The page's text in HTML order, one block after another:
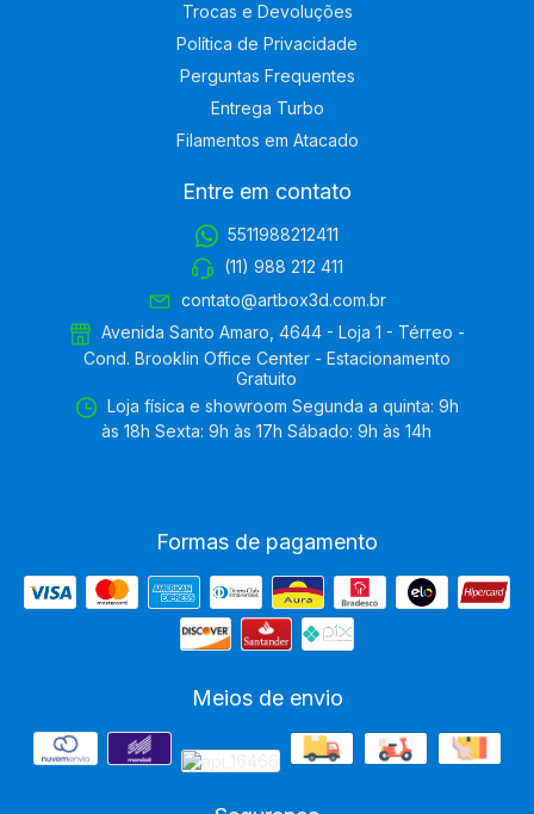
Trocas e Devoluções
Política de Privacidade
Perguntas Frequentes
Entrega Turbo
Filamentos em Atacado
Entre em contato
5511988212411
(11) 988 212 411
contato@artbox3d.com.br
Avenida Santo Amaro, 4644 - Loja 1 - Térreo -
Cond. Brooklin Office Center - Estacionamento
Gratuito
Loja física e showroom Segunda a quinta: 9h
às 18h Sexta: 9h às 17h Sábado: 9h às 14h
Formas de pagamento
Meios de envio